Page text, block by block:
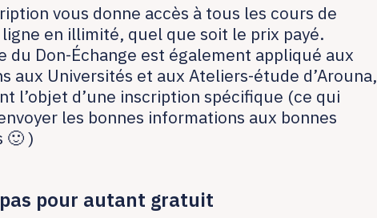
vous donne accès à tous les cours de
ligne en illimité, quel que soit le prix payé.
du Don-Échange est également appliqué aux
aux Universités et aux Ateliers-étude d’Arouna,
l’objet d’une inscription spécifique (ce qui
les bonnes informations aux bonnes
🙂 )
pas pour autant gratuit